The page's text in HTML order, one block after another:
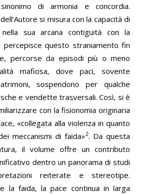
di armonia e concordia.
si misura con la capacità di
sua arcana contiguità con la
questo straniamento fin
percorse da episodi più o meno
mafiosa, dove paci, sovente
sospendono per qualche
e vendette trasversali. Così, si è
con la fisionomia originaria
«collegata alla violenza in quanto
meccanismi di faida»2. Da questa
il volume offre un contributo
dentro un panorama di studi
reiterate e stereotipe.
la faida, la pace continua in larga